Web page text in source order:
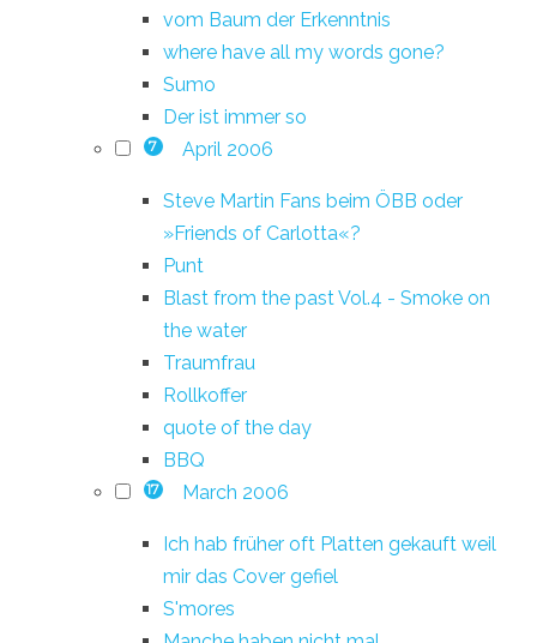
vom Baum der Erkenntnis
where have all my words gone?
Sumo
Der ist immer so
7 April 2006
Steve Martin Fans beim ÖBB oder
»Friends of Carlotta«?
Punt
Blast from the past Vol.4 - Smoke on
the water
Traumfrau
Rollkoffer
quote of the day
BBQ
17 March 2006
Ich hab früher oft Platten gekauft weil
mir das Cover gefiel
S'mores